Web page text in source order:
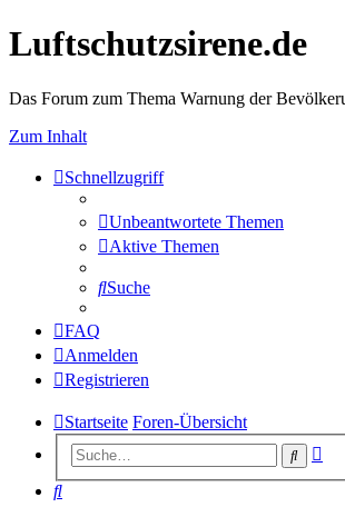
Luftschutzsirene.de
Das Forum zum Thema Warnung der
Zum Inhalt
Schnellzugriff
Unbeantwortete Themen
Aktive Themen
Suche
FAQ
Anmelden
Registrieren
Startseite Foren-Übersicht
Suche
Suche